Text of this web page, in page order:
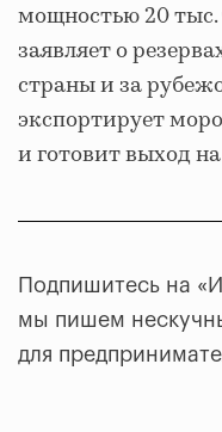
мощностью 20 тыс.
заявляет о
страны и за
экспортирует
и готовит выход
Подпишитесь на
мы пишем
для